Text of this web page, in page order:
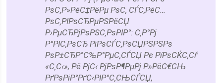
РѕС‚Р»РёС‡РёРµ РѕС‚ СЃС‚РёС…
РѕС‚РІРѕСЂРµРЅРёСЏ
Р›РµСЂРјРѕРЅС‚РѕРІР°: С‚Р°Рј
Р°РІС‚РѕСЂ РїРѕСЃС‚РѕСЏРЅРЅРѕ
РѕР±СЂР°С‰Р°РµС‚СЃСЏ Рє РїРѕСЌС‚Сѓ
«С‚С‹», Рё РјС‹ РјРѕР¶РµРј Р»РёС€СЊ
РґРѕРіР°РґС‹РІР°С‚СЊСЃСЏ,